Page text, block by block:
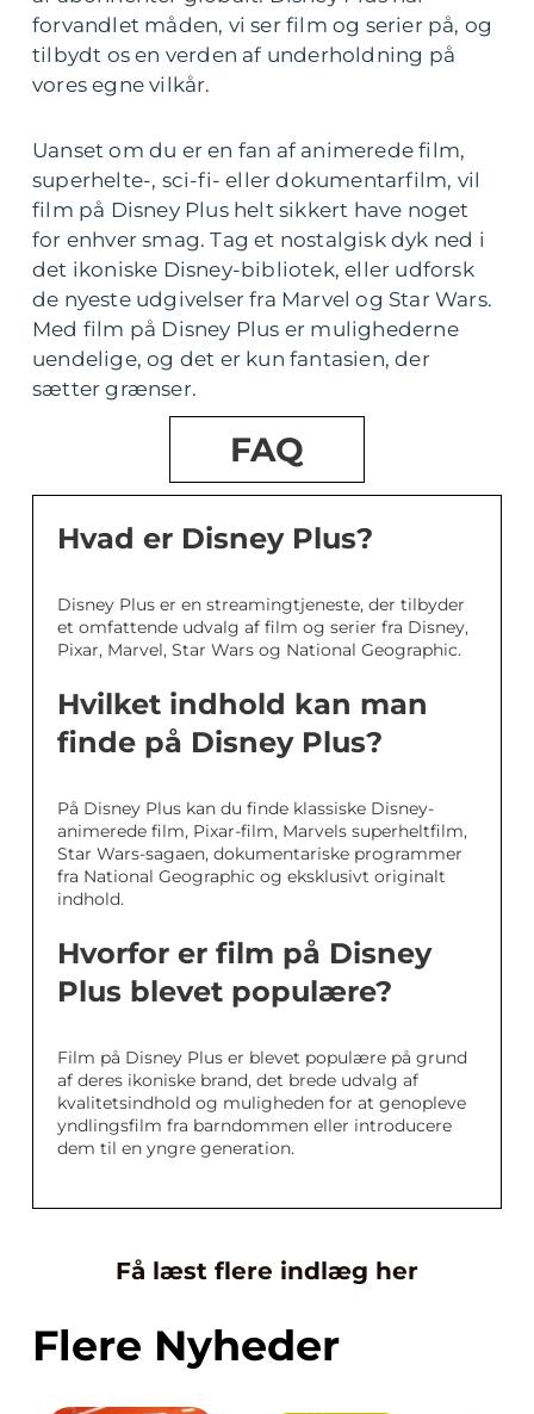
forvandlet måden, vi ser film og serier på, og
tilbydt os en verden af underholdning på
vores egne vilkår.
Uanset om du er en fan af animerede film,
superhelte-, sci-fi- eller dokumentarfilm, vil
film på Disney Plus helt sikkert have noget
for enhver smag. Tag et nostalgisk dyk ned i
det ikoniske Disney-bibliotek, eller udforsk
de nyeste udgivelser fra Marvel og Star Wars.
Med film på Disney Plus er mulighederne
uendelige, og det er kun fantasien, der
sætter grænser.
FAQ
Hvad er Disney Plus?
Disney Plus er en streamingtjeneste, der tilbyder
et omfattende udvalg af film og serier fra Disney,
Pixar, Marvel, Star Wars og National Geographic.
Hvilket indhold kan man
finde på Disney Plus?
På Disney Plus kan du finde klassiske Disney-
animerede film, Pixar-film, Marvels superheltfilm,
Star Wars-sagaen, dokumentariske programmer
fra National Geographic og eksklusivt originalt
indhold.
Hvorfor er film på Disney
Plus blevet populære?
Film på Disney Plus er blevet populære på grund
af deres ikoniske brand, det brede udvalg af
kvalitetsindhold og muligheden for at genopleve
yndlingsfilm fra barndommen eller introducere
dem til en yngre generation.
Få læst flere indlæg her
Flere Nyheder